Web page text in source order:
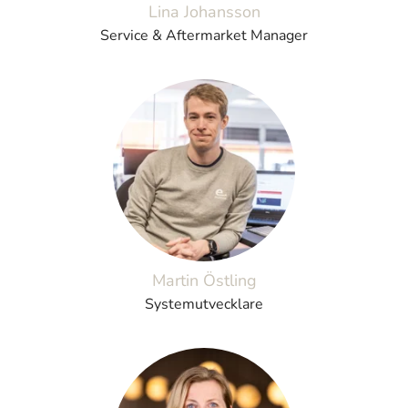
Lina Johansson
Service & Aftermarket Manager
Martin Östling
Systemutvecklare